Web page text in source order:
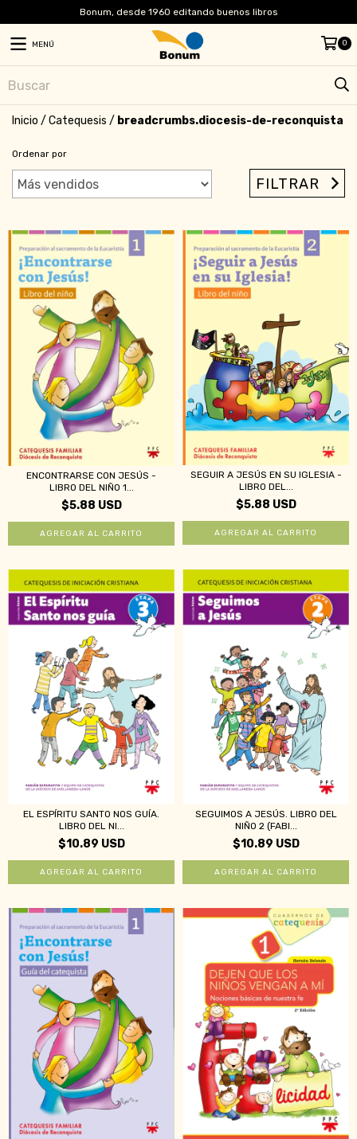
Bonum, desde 1960 editando buenos libros
MENÚ 0
Inicio / Catequesis / breadcrumbs.diocesis-de-reconquista
Ordenar por
FILTRAR
ENCONTRARSE CON JESÚS -
LIBRO DEL NIÑO 1...
$5.88 USD
SEGUIR A JESÚS EN SU IGLESIA -
LIBRO DEL...
$5.88 USD
EL ESPÍRITU SANTO NOS GUÍA.
LIBRO DEL NI...
$10.89 USD
SEGUIMOS A JESÚS. LIBRO DEL
NIÑO 2 (FABI...
$10.89 USD